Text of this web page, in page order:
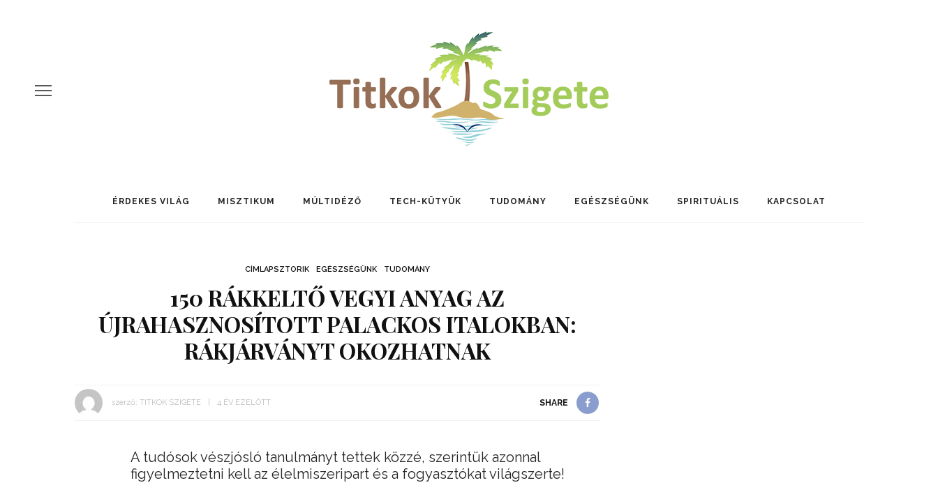
ÉRDEKES VILÁG MISZTIKUM MÚLTIDÉZŐ TECH-KÜTYÜK TUDOMÁNY EGÉSZSÉGÜNK SPIRITUÁLIS KAPCSOLAT
CÍMLAPSZTORIK EGÉSZSÉGÜNK TUDOMÁNY
150 RÁKKELTŐ VEGYI ANYAG AZ
ÚJRAHASZNOSÍTOTT PALACKOS ITALOKBAN:
RÁKJÁRVÁNYT OKOZHATNAK
szerző: TITKOK SZIGETE 4 ÉV EZELŐTT SHARE
A tudósok vészjósló tanulmányt tettek közzé, szerintük azonnal
figyelmeztetni kell az élelmiszeripart és a fogyasztókat világszerte!